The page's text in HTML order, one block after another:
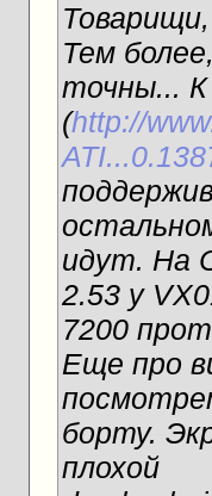
Тем
точны... К
(http://
идут. На
2.53 у
7200
Еще про
борту.
плохой